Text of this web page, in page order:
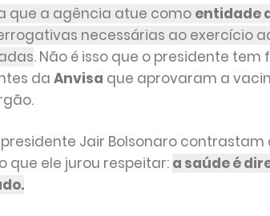
que a agência atue como entidade
necessárias ao exercício
. Não é isso que o presidente
da Anvisa que aprovaram a
Jair Bolsonaro
que ele jurou respeitar: a saúde é